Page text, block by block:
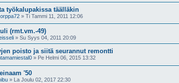
työkalupakissa täälläkin
» Ti Tammi 11, 2011 12:06
(rmt.vm.-49)
» Su Syys 04, 2011 20:09
poisto ja siitä seurannut remontti
» Pe Helmi 06, 2015 13:32
'50
» La Joulu 02, 2017 22:30